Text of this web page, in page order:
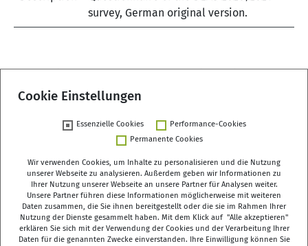
survey, German original version.
DOI summary page
.
Deutsches Zentrum für Altersfragen (DZA)
Manfred-von-Richthofen-Straße 2
12101 Berlin
Cookie Einstellungen
Essenzielle Cookies
Performance-Cookies
Permanente Cookies
Wir verwenden Cookies, um Inhalte zu personalisieren und die Nutzung
unserer Webseite zu analysieren. Außerdem geben wir Informationen zu
Ihrer Nutzung unserer Webseite an unsere Partner für Analysen weiter.
Unsere Partner führen diese Informationen möglicherweise mit weiteren
Daten zusammen, die Sie ihnen bereitgestellt oder die sie im Rahmen Ihrer
Nutzung der Dienste gesammelt haben. Mit dem Klick auf "Alle akzeptieren"
erklären Sie sich mit der Verwendung der Cookies und der Verarbeitung Ihrer
Daten für die genannten Zwecke einverstanden. Ihre Einwilligung können Sie